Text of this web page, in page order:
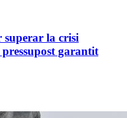
superar la crisi
garantit